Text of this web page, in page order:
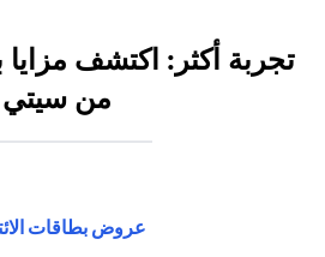
تجربة أكثر: اكتشف مزايا
من سيتي
عروض بطاقات